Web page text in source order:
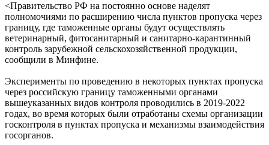
<Правительство РФ на постоянно основе наделят
полномочиями по расширению числа пунктов пропуска через
границу, где таможенные органы будут осуществлять
ветеринарный, фитосанитарный и санитарно-карантинный
контроль зарубежной сельскохозяйственной продукции,
сообщили в Минфине.
Эксперименты по проведению в некоторых пунктах пропуска
через российскую границу таможенными органами
вышеуказанных видов контроля проводились в 2019-2022
годах, во время которых были отработаны схемы организации
госконтроля в пунктах пропуска и механизмы взаимодействия
госорганов.